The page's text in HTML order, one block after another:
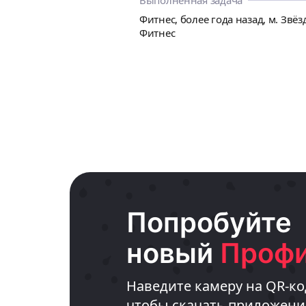
Фитнес, более года назад, м.
Фитнес
Попробуйте
новый
Наведите камеру на QR-